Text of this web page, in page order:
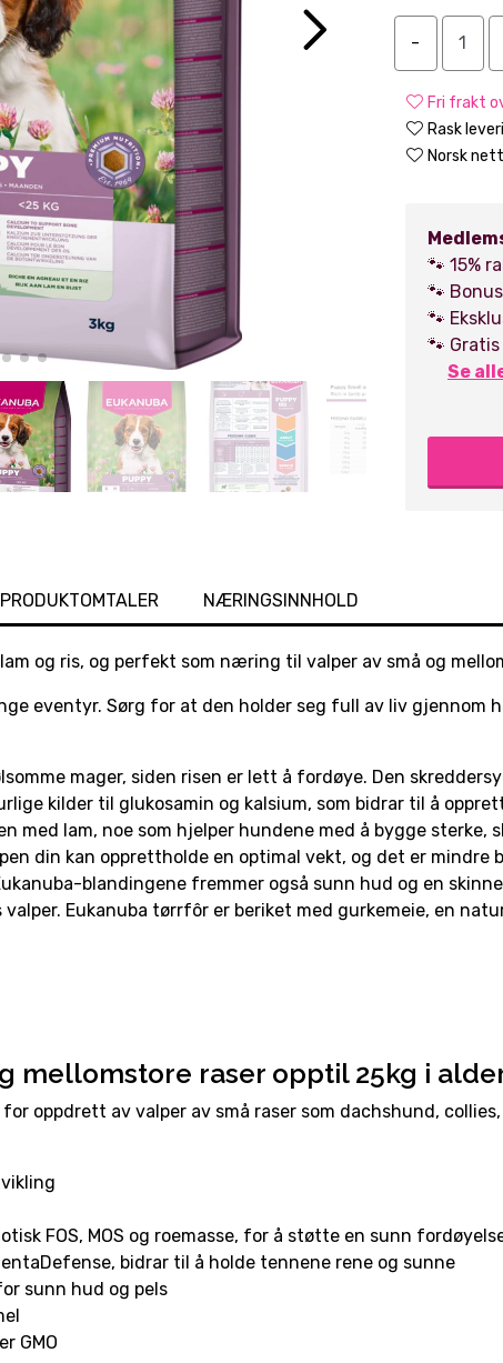
Fri frakt
Rask
Norsk
🐾 15%
🐾
🐾
🐾
Se
PRODUKTOMTALER NÆRINGSINNHOLD
og ris, og perfekt som næring til valper av små og
eventyr. Sørg for at den holder seg full av liv
mager, siden risen er lett å fordøye. Den
kilder til glukosamin og kalsium, som bidrar til å
med lam, noe som hjelper hundene med å bygge
din kan opprettholde en optimal vekt, og det er mindre
blandingene fremmer også sunn hud og en
Eukanuba tørrfôr er beriket med gurkemeie, en
mellomstore raser opptil 25kg i
oppdrett av valper av små raser som dachshund,
FOS, MOS og roemasse, for å støtte en sunn
bidrar til å holde tennene rene og sunne
sunn hud og pels
GMO